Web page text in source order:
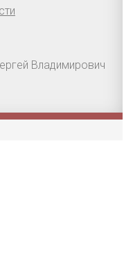
Владимирович